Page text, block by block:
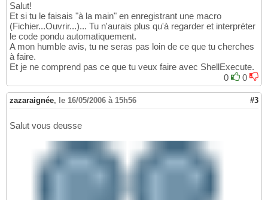
Salut!
Et si tu le faisais "à la main" en enregistrant une macro
(Fichier...Ouvrir...)... Tu n'aurais plus qu'à regarder et interpréter
le code pondu automatiquement.
A mon humble avis, tu ne seras pas loin de ce que tu cherches
à faire.
Et je ne comprend pas ce que tu veux faire avec ShellExecute.
0
0
zazaraignée, le 16/05/2006 à 15h56 #3
Salut vous deusse